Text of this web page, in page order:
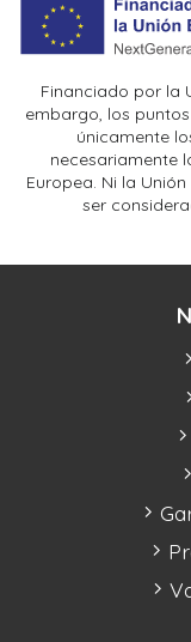
Financiado por la
embargo, los
únicamente
necesariamente
Europea. Ni la
ser